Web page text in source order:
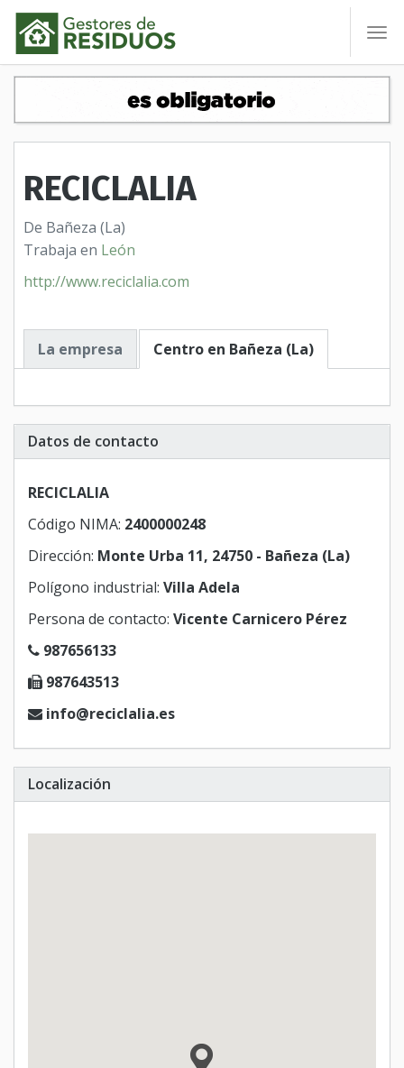
RECICLALIA
De Bañeza (La)
Trabaja en León
http://www.reciclalia.com
La empresa Centro en Bañeza (La)
Datos de contacto
RECICLALIA
Código NIMA: 2400000248
Dirección: Monte Urba 11, 24750 - Bañeza (La)
Polígono industrial: Villa Adela
Persona de contacto: Vicente Carnicero Pérez
987656133
987643513
info@reciclalia.es
Localización